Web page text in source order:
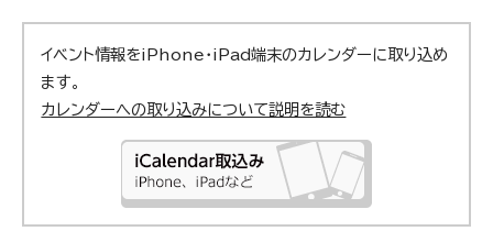
イベント情報をiPhone・iPad端末のカレンダーに取り込め
ます。
カレンダーへの取り込みについて説明を読む